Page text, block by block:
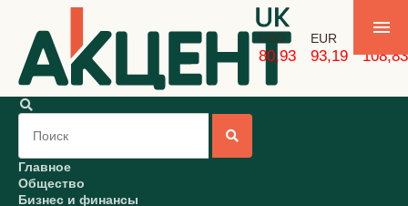
USD
80,93
EUR
93,19 108,83
Главное
Общество
Бизнес и финансы